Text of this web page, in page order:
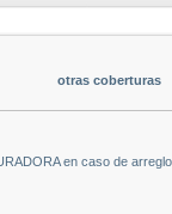
otras coberturas
en caso de